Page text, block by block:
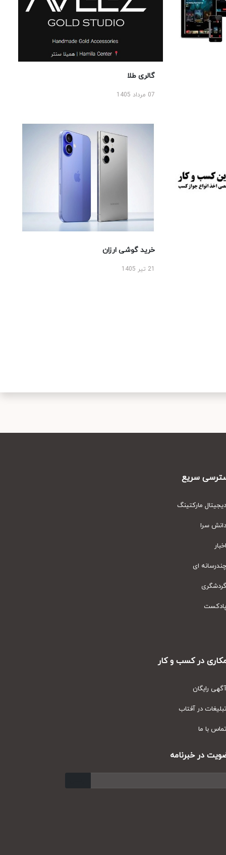
گالری طلا
07 مرداد 1405
خرید گوشی ارزان
سریع
مارکتینگ
سرا
ای
در کسب و کار
رایگان
در آفتاب
با ما
در خبرنامه